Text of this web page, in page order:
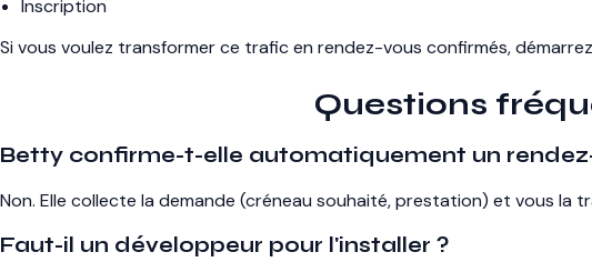
Inscription
Si vous voulez transformer ce trafic en rendez-vous confirmés,
Questions
Betty confirme-t-elle automatiquement un
Non. Elle collecte la demande (créneau souhaité, prestation) et vous la
Faut-il un développeur pour l'installer ?